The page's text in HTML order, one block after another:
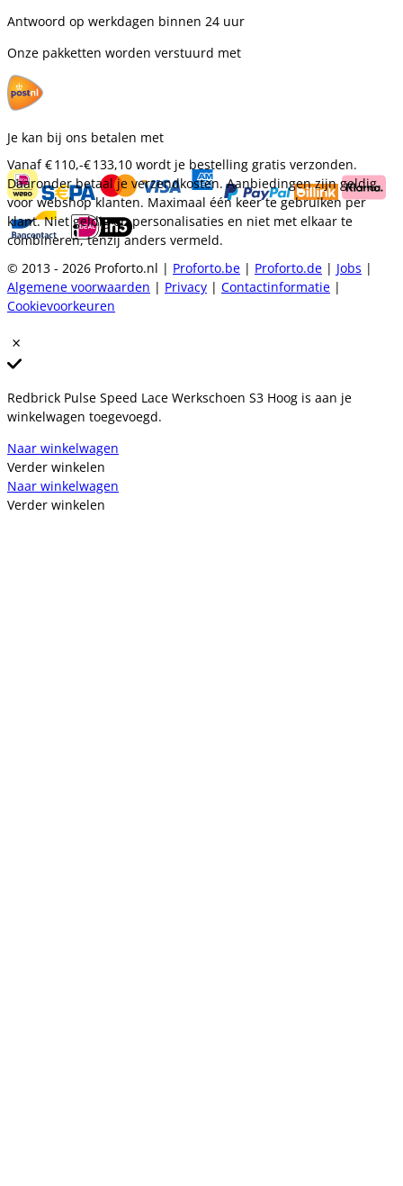
Antwoord op werkdagen binnen 24 uur
Onze pakketten worden verstuurd met
Je kan bij ons betalen met
Vanaf€ 110,-€ 133,10 wordt je bestelling gratis verzonden.
Daaronder betaal je verzendkosten. Aanbiedingen zijn geldig
voor webshop klanten. Maximaal één keer te gebruiken per
klant. Niet geldig op personalisaties en niet met elkaar te
combineren, tenzij anders vermeld.
© 2013 - 2026 Proforto.nl | Proforto.be | Proforto.de | Jobs |
Algemene voorwaarden | Privacy | Contactinformatie |
Cookievoorkeuren
Redbrick Pulse Speed Lace Werkschoen S3 Hoog is aan je
winkelwagen toegevoegd.
Naar winkelwagen
Verder winkelen
Naar winkelwagen
Verder winkelen